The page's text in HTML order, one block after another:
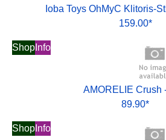
Ioba Toys OhMyC Klitoris-
159.00*
Shop Info
AMORELIE Crush
89.90*
Shop Info